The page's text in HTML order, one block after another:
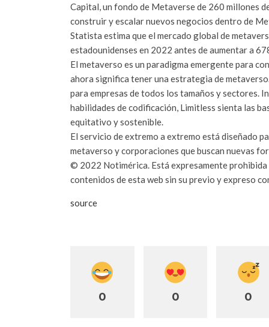
Capital, un fondo de Metaverse de 260 millones
construir y escalar nuevos negocios dentro de
Statista estima que el mercado global de
estadounidenses en 2022 antes de aumentar a
El metaverso es un paradigma emergente para
ahora significa tener una estrategia de
para empresas de todos los tamaños y sectores.
habilidades de codificación, Limitless sienta las
equitativo y sostenible.
El servicio de extremo a extremo está diseñado
metaverso y corporaciones que buscan nuevas
© 2022 Notimérica. Está expresamente
contenidos de esta web sin su previo y expreso
source
0 0 0